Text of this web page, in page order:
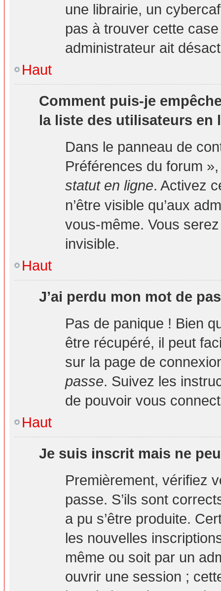
une librairie, un
pas à trouver cette
administrateur ait
Haut
Comment puis-je
la liste des utilisateurs en
Dans le panneau de
Préférences du forum
statut en ligne. Activez
n’être visible qu’aux
vous-même. Vous
invisible.
Haut
J’ai perdu mon mot de
Pas de panique ! Bien
être récupéré, il peut
sur la page de
passe. Suivez les
de pouvoir vous
Haut
Je suis inscrit mais ne
Premièrement, vérifiez
passe. S’ils sont
a pu s’être produite.
les nouvelles
même ou soit par un
ouvrir une session ;